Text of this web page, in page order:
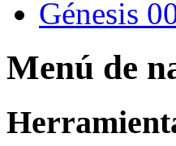
Génesis
Menú de